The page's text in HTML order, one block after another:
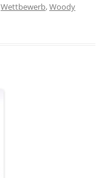
Wettbewerb,Woody